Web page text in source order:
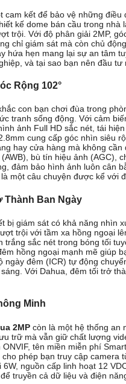
kết để bảo vệ những điều
kế dome bán cầu trong nhà
trội. Với độ phân giải 2MP,
chỉ giám sát mà còn chủ
hứa hẹn mang lại sự an tâm
và tại sao bạn nên đầu tư
Rộng 102°
con bạn chơi đùa trong
tranh sống động. Với cảm
ảnh Full HD sắc nét, tái
cung cấp góc nhìn siêu
hay cửa hàng mà không
bù tín hiệu ảnh (AGC),
đảm bảo hình ảnh luôn cân
một câu chuyện được kể với
Thành Ban Ngày
bị giám sát có khả năng nhìn
trội với tầm xa hồng ngoại
sắc nét trong bóng tối
hồng ngoại mạnh mẽ giúp
đêm (ICR) tự động
Với Dahua, đêm tối trở
Minh
2MP còn là một hệ thống an
trữ mà vẫn giữ chất lượng
tên miền miễn phí
phép bạn truy cập
nguồn cấp linh hoạt 12
truyền cả dữ liệu và điện